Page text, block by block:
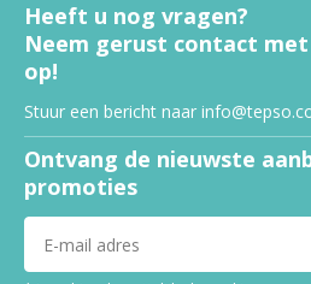
Heeft u nog vragen?
Neem gerust contact
op!
Stuur een bericht naar
Ontvang de nieuwste
promoties